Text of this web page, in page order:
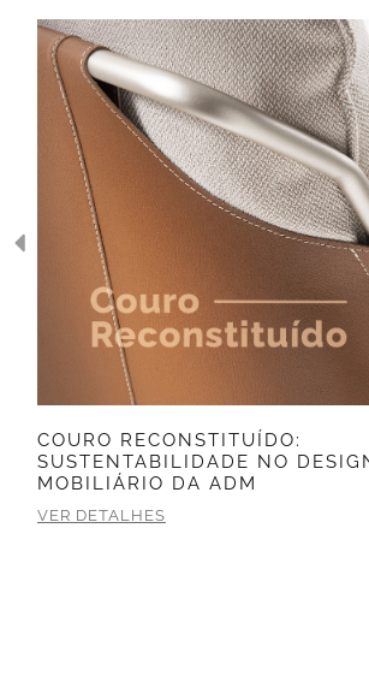
COURO RECONSTITUÍDO:
SUSTENTABILIDADE NO
MOBILIÁRIO DA ADM
VER DETALHES